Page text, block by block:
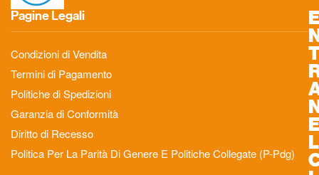
Pagine Legali
Condizioni di Vendita
Termini di Pagamento
Politiche di Spedizioni
Garanzia di Conformità
Diritto di Recesso
Politica Per La Parità Di Genere E Politiche Collegate (P-Pdg)
L